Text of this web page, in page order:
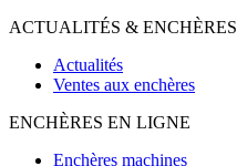
ACTUALITÉS & ENCHÈRES
Actualités
Ventes aux enchères
ENCHÈRES EN LIGNE
Enchères machines